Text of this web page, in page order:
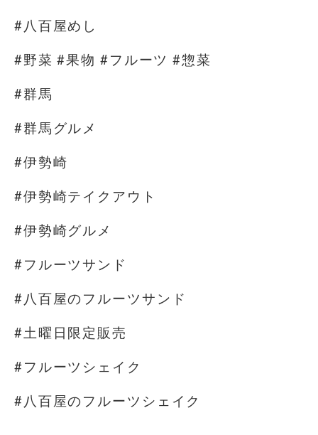
#八百屋めし
#野菜 #果物 #フルーツ #惣菜
#群馬
#群馬グルメ
#伊勢崎
#伊勢崎テイクアウト
#伊勢崎グルメ
#フルーツサンド
#八百屋のフルーツサンド
#土曜日限定販売
#フルーツシェイク
#八百屋のフルーツシェイク